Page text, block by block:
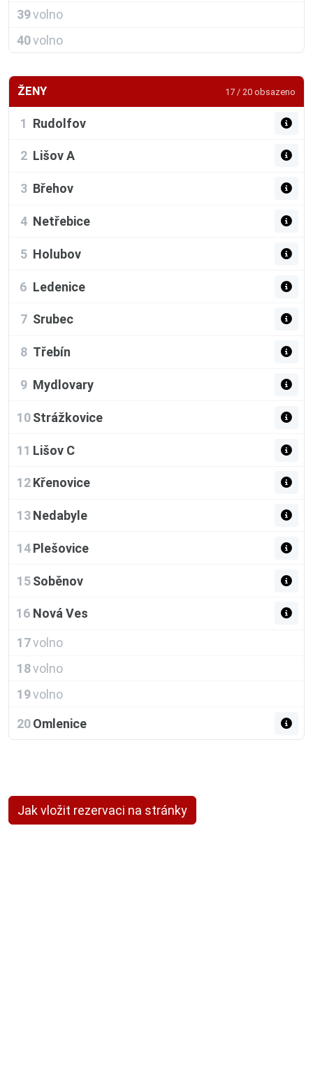
39volno
40volno
ŽENY 17 / 20 obsazeno
1 Rudolfov
2 Lišov A
3 Břehov
4 Netřebice
5 Holubov
6 Ledenice
7 Srubec
8 Třebín
9 Mydlovary
10 Strážkovice
11 Lišov C
12 Křenovice
13 Nedabyle
14 Plešovice
15 Soběnov
16 Nová Ves
17volno
18volno
19volno
20 Omlenice
Jak vložit rezervaci na stránky